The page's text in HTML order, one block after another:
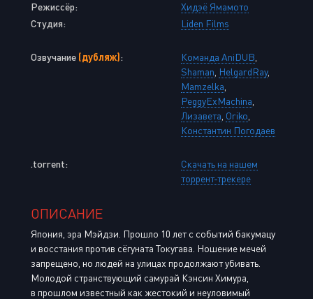
Режиссёр:
Хидэё Ямамото
Студия:
Liden Films
Озвучание (дубляж): Команда AniDUB
Shaman HelgardRay,
Mamzelka
PeggyExMachina
Лизавета Oriko
Константин Погодаев
.torrent:
Скачать на нашем
торрент-трекере
ОПИСАНИЕ
Япония, эра Мэйдзи. Прошло 10 лет с событий бакумацу
и восстания против сёгуната Токугава. Ношение мечей
запрещено, но людей на улицах продолжают убивать.
Молодой странствующий самурай Кэнсин Химура,
в прошлом известный как жестокий и неуловимый